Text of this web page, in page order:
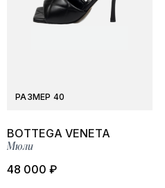
РАЗМЕР 40
BOTTEGA VENETA
Мюли
48 000 ₽